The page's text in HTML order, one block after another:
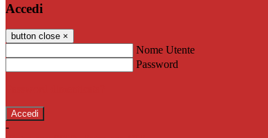
Accedi
button close ×
Nome Utente
Password
-